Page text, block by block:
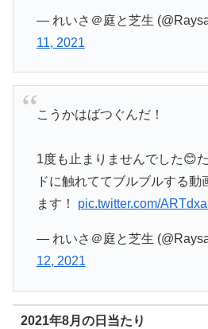
— れいさ＠庭と芝生
11, 2021
こうかはばつぐんだ！
1度も止まりませんでした😊
ドに触れててブルブルする
ます！ pic.twitter.com/
— れいさ＠庭と芝生
12, 2021
2021年8月の日当たり